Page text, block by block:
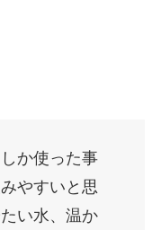
か使った事
やすいと思
い水、温か